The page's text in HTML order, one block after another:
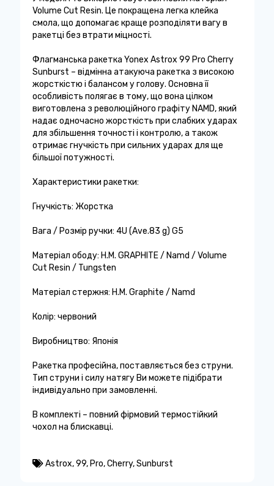
Volume Cut Resin. Це покращена легка клейка
смола, що допомагає краще розподіляти вагу в
ракетці без втрати міцності.
Флагманська ракетка Yonex Astrox 99 Pro Cherry
Sunburst – відмінна атакуюча ракетка з високою
жорсткістю і балансом у голову. Основна її
особливість полягає в тому, що вона цілком
виготовлена з революційного графіту NAMD, який
надає одночасно жорсткість при слабких ударах
для збільшення точності і контролю, а також
отримає гнучкість при сильних ударах для ще
більшої потужності.
Характеристики ракетки:
Гнучкість: Жорстка
Вага / Розмір ручки: 4U (Ave.83 g) G5
Матеріал ободу: H.M. GRAPHITE / Namd / Volume
Cut Resin / Tungsten
Матеріал стержня: H.M. Graphite / Namd
Колір: червоний
Виробництво: Японія
Ракетка професійна, поставляється без струни.
Тип струни і силу натягу Ви можете підібрати
індивідуально при замовленні.
В комплекті – повний фірмовий термостійкий
чохол на блискавці.
Astrox,99, Pro,Cherry,Sunburst